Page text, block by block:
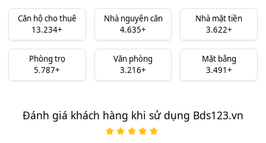
Căn hộ cho thuê
13.234+
Nhà nguyên căn
4.635+
Nhà mặt tiền
3.622+
Phòng trọ
5.787+
Văn phòng
3.216+
Mặt bằng
3.491+
Đánh giá khách hàng khi sử dụng Bds123.vn